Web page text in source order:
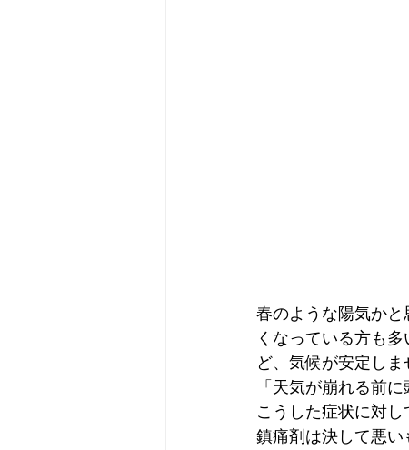
春のような陽気か
くなっている方も
ど、気候が安定し
「天気が崩れる前
こうした症状に対し
鎮痛剤は決して悪い